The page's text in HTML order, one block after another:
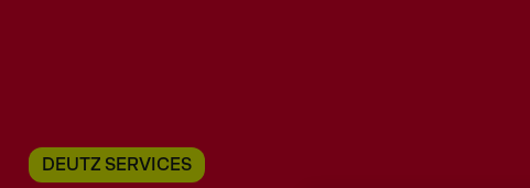
DEUTZ SERVICES